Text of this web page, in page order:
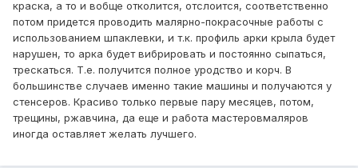
краска, а то и вобще отколится, отслоится, соответственно
потом придется проводить малярно-покрасочные работы с
использованием шпаклевки, и т.к. профиль арки крыла будет
нарушен, то арка будет вибрировать и постоянно сыпаться,
трескаться. Т.е. получится полное уродство и корч. В
большинстве случаев именно такие машины и получаются у
стенсеров. Красиво только первые пару месяцев, потом,
трещины, ржавчина, да еще и работа мастеровмаляров
иногда оставляет желать лучшего.